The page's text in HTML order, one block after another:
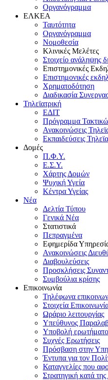
Οργανόγραμμα
ΕΛΚΕΑ
Ταυτότητα
Οργανόγραμμα
Νομοθεσία
Κλινικές Μελέτες
Στοιχείο ανάληψης
Επιστημονικές
Επιστημονικές
Χρηματοδότηση
Διαδικασία
Τηλεϊατρική
ΕΔΙΤ
Πρόγραμμα
Ανακοινώσεις
Εκπαιδεύσεις
Δομές
Π.Φ.Υ.
Ε.Σ.Υ.
Χάρτης Δομών
Ψυχική Υγεία
Κέντρα Υγείας
Νέα
Δελτία Τύπου
Γενικά Νέα
Στατιστικά
Πεπραγμένα
Εφημερίδα
Ανακοινώσεις
Διαβουλεύσεις
Προσκλήσεις
Συμβούλια κρίσης
Επικοινωνία
Τηλέφωνα
Στοιχεία
Ωράριο λειτουργίας
Υπεύθυνος
Υποβολή
Συχνές Ερωτήσεις
Πρόσβαση στην
Έντυπα για τον
Καταγγελίες που
Στρατηγική κατά